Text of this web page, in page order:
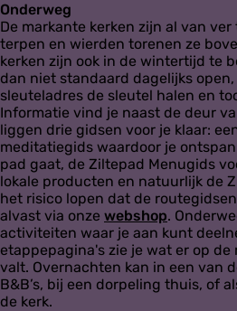
Onderweg
De markante kerken zijn al van
terpen en wierden torenen ze
kerken zijn ook in de wintertijd te
dan niet standaard dagelijks
sleuteladres de sleutel halen en
Informatie vind je naast de deur
liggen drie gidsen voor je klaar:
meditatiegids waardoor je
pad gaat, de Ziltepad Menugids
lokale producten en natuurlijk de
het risico lopen dat de
alvast via onze webshop.
activiteiten waar je aan kunt
etappepagina's zie je wat er op de
valt. Overnachten kan in een van
B&B’s, bij een dorpeling thuis, of
de kerk.